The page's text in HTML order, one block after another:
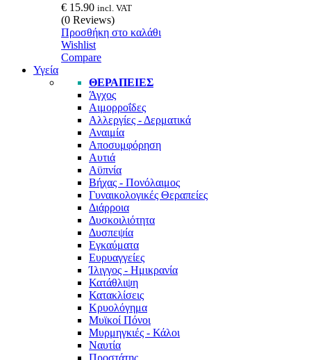
€ 15.90 incl. VAT
(0 Reviews)
Προσθήκη στο καλάθι
Wishlist
Compare
Υγεία
ΘΕΡΑΠΕΊΕΣ
Άγχος
Αιμορροΐδες
Αλλεργίες - Δερματικά
Αναιμία
Αποσυμφόρηση
Αυτιά
Αϋπνία
Βήχας - Πονόλαιμος
Γυναικολογικές Θεραπείες
Διάρροια
Δυσκοιλιότητα
Δυσπεψία
Εγκαύματα
Ευρυαγγείες
Ίλιγγος - Ημικρανία
Κατάθλιψη
Κατακλίσεις
Κρυολόγημα
Μυϊκοί Πόνοι
Μυρμηγκιές - Κάλοι
Ναυτία
Προστάτης